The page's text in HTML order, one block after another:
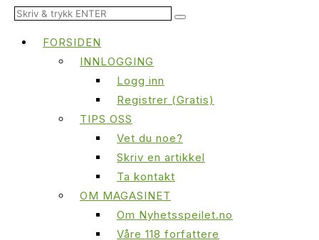
FORSIDEN
INNLOGGING
Logg inn
Registrer (Gratis)
TIPS OSS
Vet du noe?
Skriv en artikkel
Ta kontakt
OM MAGASINET
Om Nyhetsspeilet.no
Våre 118 forfattere